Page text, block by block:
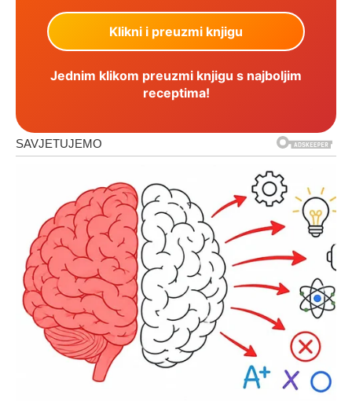
Jednim klikom preuzmi knjigu s najboljim
receptima!